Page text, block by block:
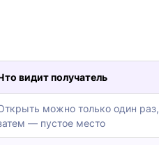
видит получатель
можно только один раз,
— пустое место